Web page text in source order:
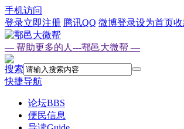
手机访问
登录立即注册 腾讯QQ 微博登录设为首页
— 帮助更多的人---鄠邑大微帮 —
搜索
快捷导航
论坛BBS
便民信息